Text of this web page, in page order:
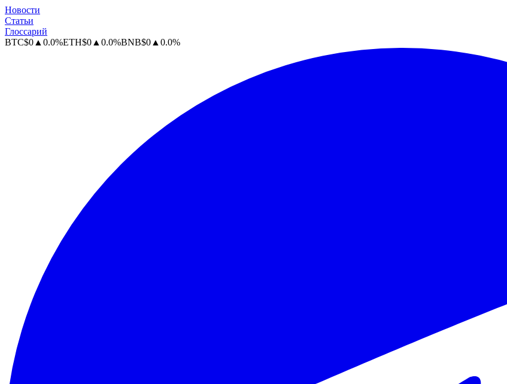
Новости
Статьи
Глоссарий
BTC$0 ▲ 0.0%ETH$0 ▲ 0.0%BNB$0 ▲ 0.0%